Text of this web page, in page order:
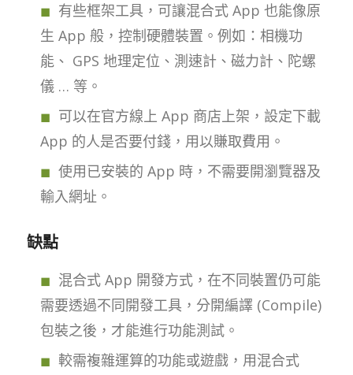
有些框架工具，可讓混合式 App 也能像原
生 App 般，控制硬體裝置。例如：相機功
能、 GPS 地理定位、測速計、磁力計、陀螺
儀 … 等。
可以在官方線上 App 商店上架，設定下載
App 的人是否要付錢，用以賺取費用。
使用已安裝的 App 時，不需要開瀏覽器及
輸入網址。
缺點
混合式 App 開發方式，在不同裝置仍可能
需要透過不同開發工具，分開編譯 (Compile)
包裝之後，才能進行功能測試。
較需複雜運算的功能或遊戲，用混合式